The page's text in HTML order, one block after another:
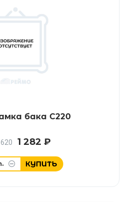
бака C220
1 282 ₽
КУПИТЬ